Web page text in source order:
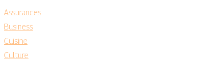
Assurances
Business
Cuisine
Culture